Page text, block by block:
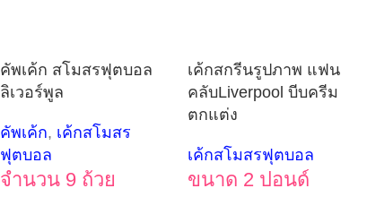
คัพเค้ก สโมสรฟุตบอล
ลิเวอร์พูล
คัพเค้ก, เค้กสโมสร
ฟุตบอล
จำนวน 9 ถ้วย
เค้กสกรีนรูปภาพ แฟน
คลับLiverpool บีบครีม
ตกแต่ง
เค้กสโมสรฟุตบอล
ขนาด 2 ปอนด์